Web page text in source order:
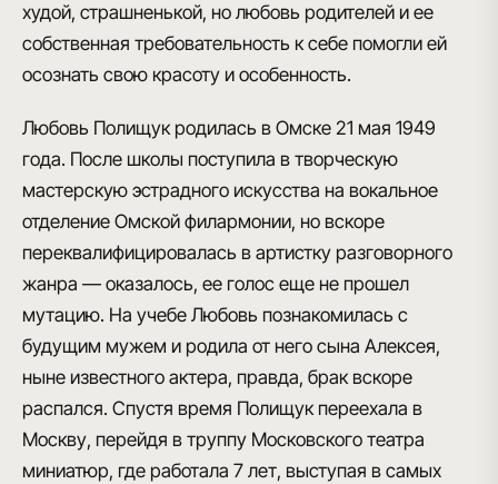
худой, страшненькой, но любовь родителей и ее
собственная требовательность к себе помогли ей
осознать свою красоту и особенность.
Любовь Полищук родилась в Омске 21 мая 1949
года. После школы поступила в творческую
мастерскую эстрадного искусства на вокальное
отделение Омской филармонии, но вскоре
переквалифицировалась в артистку разговорного
жанра — оказалось, ее голос еще не прошел
мутацию. На учебе Любовь познакомилась с
будущим мужем и родила от него сына Алексея,
ныне известного актера, правда, брак вскоре
распался. Спустя время Полищук переехала в
Москву, перейдя в труппу Московского театра
миниатюр, где работала 7 лет, выступая в самых